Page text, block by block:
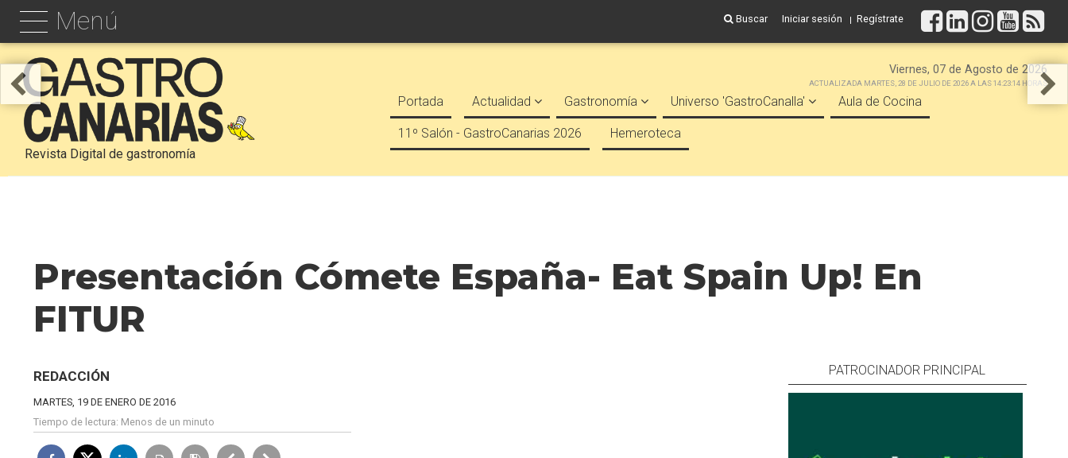
Menú Buscar Iniciar sesión Regístrate
Revista Digital de gastronomía
Viernes, 07 de Agosto de 2026
ACTUALIZADA MARTES, 28 DE JULIO DE 2026 A LAS 14:23:14 HORAS
Portada Actualidad Gastronomía Universo 'GastroCanalla' Aula de Cocina
11º Salón - GastroCanarias 2026 Hemeroteca
Presentación Cómete España- Eat Spain Up! En
FITUR
REDACCIÓN
MARTES, 19 DE ENERO DE 2016
Tiempo de lectura: Menos de un minuto
PATROCINADOR PRINCIPAL